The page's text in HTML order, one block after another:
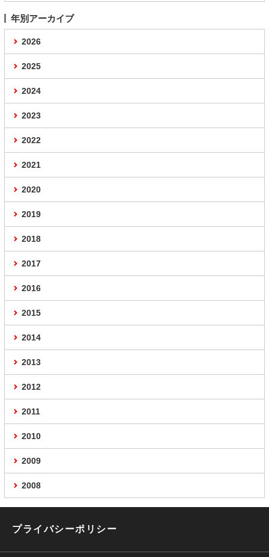
年別アーカイブ
2026
2025
2024
2023
2022
2021
2020
2019
2018
2017
2016
2015
2014
2013
2012
2011
2010
2009
2008
プライバシーポリシー